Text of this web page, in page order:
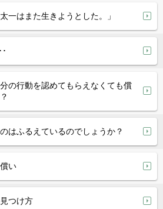
一はまた生きようとした。」
の行動を認めてもらえなくても償
はふるえているのでしょうか？
い
つけ方